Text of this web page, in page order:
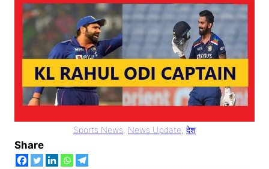
Sports News News Update देश
Share